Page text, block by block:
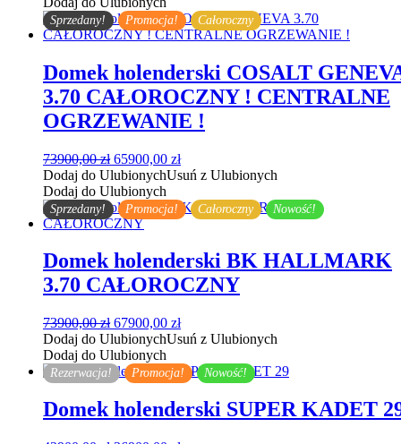
45900,00 zł.39500,00 zł.
Sprzedany! Promocja! Całoroczny
Domek holenderski COSALT
3.70 CAŁOROCZNY ! CENTRALNE
OGRZEWANIE !
73900,00zł Pierwotna
cena
wynosiła:
73900,00 zł.
65900,00 złAktualna
cena
65900,00 zł.
Dodaj do UlubionychUsuń z Ulubionych
Dodaj do Ulubionych
Sprzedany! Promocja! Całoroczny Nowość!
Domek holenderski BK HALLMARK
3.70 CAŁOROCZNY
73900,00zł Pierwotna
cena
wynosiła:
73900,00 zł.
67900,00 złAktualna
cena
67900,00 zł.
Dodaj do UlubionychUsuń z Ulubionych
Dodaj do Ulubionych
Rezerwacja! Promocja! Nowość!
Domek holenderski SUPER KADET